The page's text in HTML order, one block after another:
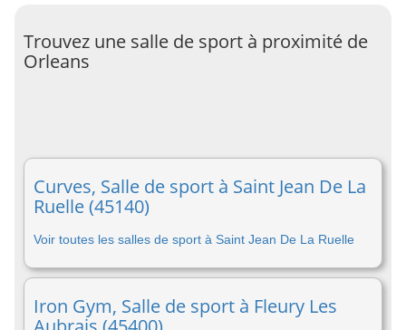
Trouvez une salle de sport à proximité de
Orleans
Curves, Salle de sport à Saint Jean De La
Ruelle (45140)
Voir toutes les salles de sport à Saint Jean De La Ruelle
Iron Gym, Salle de sport à Fleury Les